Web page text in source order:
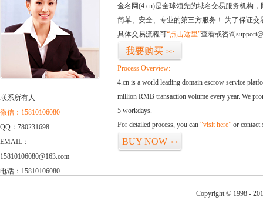
联系所有人
微信：15810106080
QQ：780231698
EMAIL：
15810106080@163.com
电话：15810106080
金名网(4.cn)是全球领先的域名交易服务机构
简单、安全、专业的第三方服务！ 为了保证
具体交易流程可“点击这里”查看或咨询
我要购买 >>
Process Overview:
4.cn is a world leading domain escrow service
million RMB transaction volume every year. We
5 workdays.
For detailed process, you can “visit here” or contact
BUY NOW >>
Copyright © 1998 -